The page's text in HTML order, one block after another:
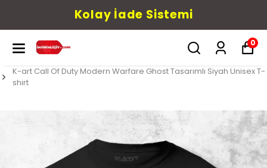
Kolay İade Sistemi
0
K-art Call Of Duty Modern Warfare Ghost Tasarımlı Siyah Unisex T-
shirt